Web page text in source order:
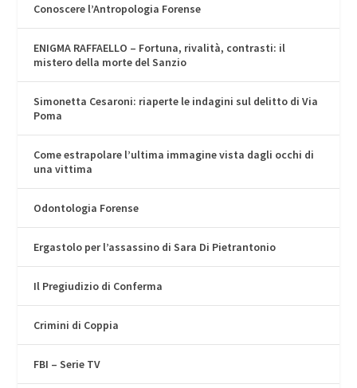
Conoscere l’Antropologia Forense
ENIGMA RAFFAELLO – Fortuna, rivalità, contrasti: il
mistero della morte del Sanzio
Simonetta Cesaroni: riaperte le indagini sul delitto di Via
Poma
Come estrapolare l’ultima immagine vista dagli occhi di
una vittima
Odontologia Forense
Ergastolo per l’assassino di Sara Di Pietrantonio
Il Pregiudizio di Conferma
Crimini di Coppia
FBI – Serie TV